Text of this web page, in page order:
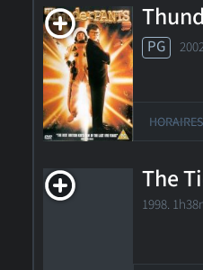
PG
HORAIRES
The
1998.